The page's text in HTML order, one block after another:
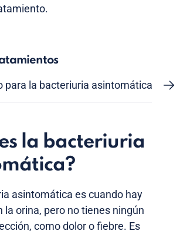
para la bacteriuria asintomática
la bacteriuria
asintomática es cuando hay
la orina, pero no tienes ningún
como dolor o fiebre. Es